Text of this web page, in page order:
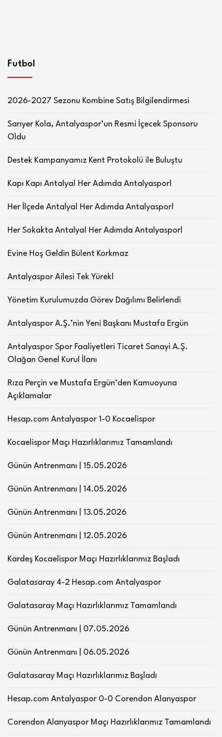
Futbol
2026-2027 Sezonu Kombine Satış Bilgilendirmesi
Sarıyer Kola, Antalyaspor’un Resmi İçecek Sponsoru
Oldu
Destek Kampanyamız Kent Protokolü ile Buluştu
Kapı Kapı Antalya! Her Adımda Antalyaspor!
Her İlçede Antalya! Her Adımda Antalyaspor!
Her Sokakta Antalya! Her Adımda Antalyaspor!
Evine Hoş Geldin Bülent Korkmaz
Antalyaspor Ailesi Tek Yürek!
Yönetim Kurulumuzda Görev Dağılımı Belirlendi
Antalyaspor A.Ş.’nin Yeni Başkanı Mustafa Ergün
Antalyaspor Spor Faaliyetleri Ticaret Sanayi A.Ş.
Olağan Genel Kurul İlanı
Rıza Perçin ve Mustafa Ergün’den Kamuoyuna
Açıklamalar
Hesap.com Antalyaspor 1-0 Kocaelispor
Kocaelispor Maçı Hazırlıklarımız Tamamlandı
Günün Antrenmanı | 15.05.2026
Günün Antrenmanı | 14.05.2026
Günün Antrenmanı | 13.05.2026
Günün Antrenmanı | 12.05.2026
Kardeş Kocaelispor Maçı Hazırlıklarımız Başladı
Galatasaray 4-2 Hesap.com Antalyaspor
Galatasaray Maçı Hazırlıklarımız Tamamlandı
Günün Antrenmanı | 07.05.2026
Günün Antrenmanı | 06.05.2026
Galatasaray Maçı Hazırlıklarımız Başladı
Hesap.com Antalyaspor 0-0 Corendon Alanyaspor
Corendon Alanyaspor Maçı Hazırlıklarımız Tamamlandı